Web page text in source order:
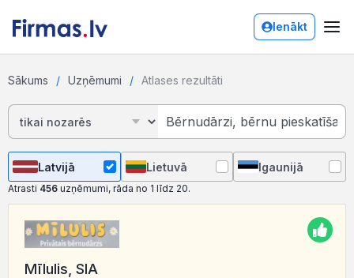
Ienākt
Sākums Uzņēmumi Atlases rezultāti
Latvijā Lietuvā Igaunijā
Atrasti 456 uzņēmumi, rāda no 1 līdz 20.
Mīlulis, SIA